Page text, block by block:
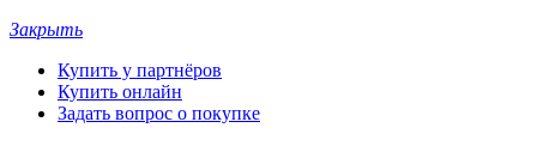
Закрыть
Купить у партнёров
Купить онлайн
Задать вопрос о покупке